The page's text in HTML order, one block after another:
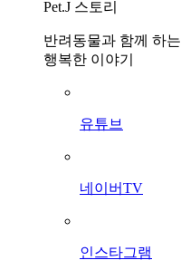
Pet.J 스토리
반려동물과 함께 하는
행복한 이야기
유튜브
네이버TV
인스타그램